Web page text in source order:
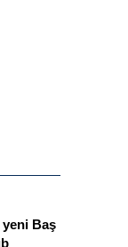
Baş